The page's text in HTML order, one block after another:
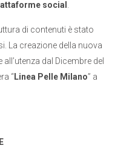
social
di contenuti è stato
La creazione della nuova
dal Dicembre del
“Linea Pelle Milano” a